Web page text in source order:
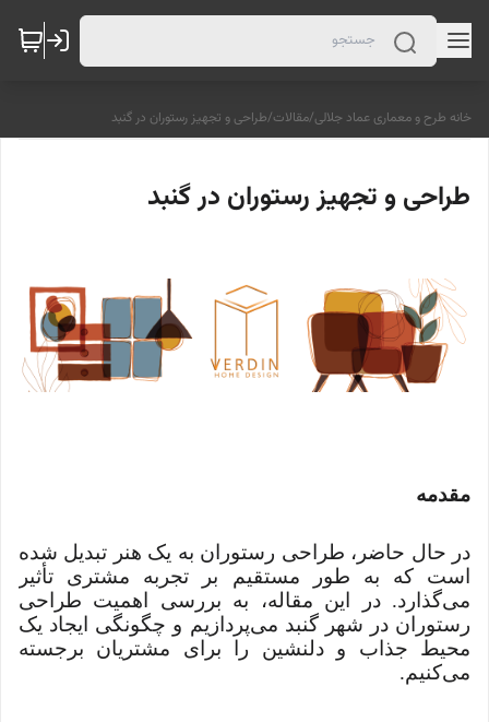
خانه طرح و معماری عماد جلالی/مقالات/طراحی و تجهیز رستوران در گنبد
طراحی و تجهیز رستوران در گنبد
مقدمه
در حال حاضر، طراحی رستوران به یک هنر تبدیل شده
است که به طور مستقیم بر تجربه مشتری تأثیر
می‌گذارد. در این مقاله، به بررسی اهمیت طراحی
رستوران در شهر گنبد می‌پردازیم و چگونگی ایجاد یک
محیط جذاب و دلنشین را برای مشتریان برجسته
می‌کنیم.